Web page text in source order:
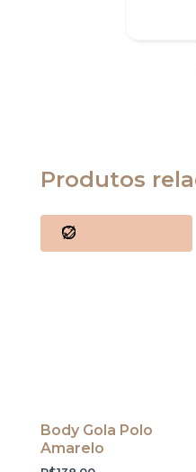
Produtos
Body Gola Polo
Amarelo